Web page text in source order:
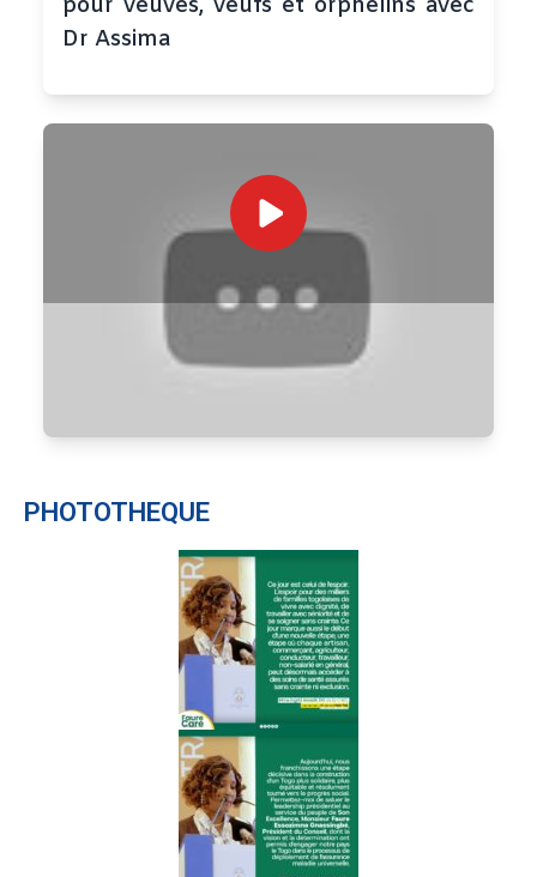
Dr Assima
L'hôpital Dogta Lafiè en pleine
PHOTOTHEQUE